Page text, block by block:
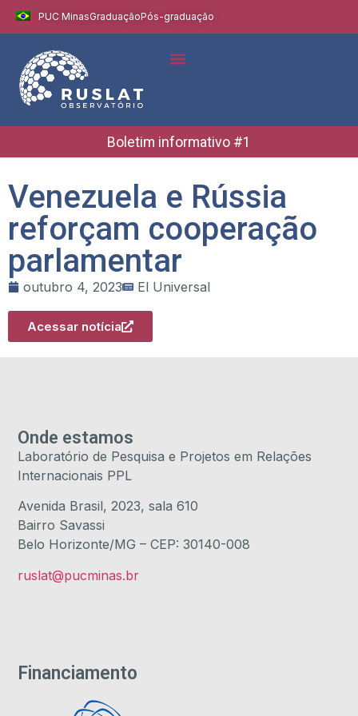
PUC MinasGraduaçãoPós-graduação
Boletim informativo #1
Venezuela e Rússia
reforçam cooperação
parlamentar
outubro 4, 2023 El Universal
Acessar notícia
Financiamento
Onde estamos
Laboratório de Pesquisa e Projetos em Relações
Internacionais PPL
Avenida Brasil, 2023, sala 610
Bairro Savassi
Belo Horizonte/MG – CEP: 30140-008
ruslat@pucminas.br